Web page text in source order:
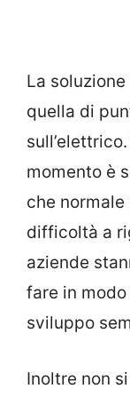
La
quella di
momento è
che
difficoltà a
aziende
fare in
sviluppo
Inoltre non